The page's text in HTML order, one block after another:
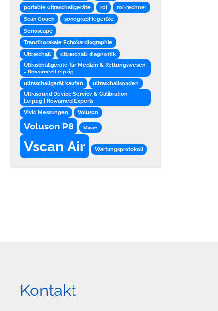
portable ultraschallgeräte
roi
roi-rechner
Scan Coach
sonographiegeräte
Sonoscape
Transthorakale Echokardiographie
Ultraschall
ultraschall-diagnostik
Ultraschallgeräte für Medizin & Rettungswesen
- Rowamed Leipzig
ultraschallgerät kaufen
ultraschallsonden
Ultrasound Device Service & Calibration
Leipzig | Rowamed Experts
Vivid Messungen
Voluson
Voluson P8 Vscan
Vscan Air Wartungsprotokoll
Kontakt